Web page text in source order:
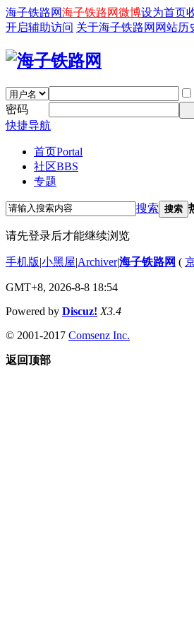
海子铁路网海子铁路网微博设为首页
开启辅助访问 关于海子铁路网 网站历
密码
快捷导航
首页Portal
社区BBS
专题
搜索 搜索
请先登录后才能继续浏览
手机版|小黑屋|Archiver|海子铁路网 (
GMT+8, 2026-8-8 18:54
Powered by Discuz! X3.4
© 2001-2017 Comsenz Inc.
返回顶部